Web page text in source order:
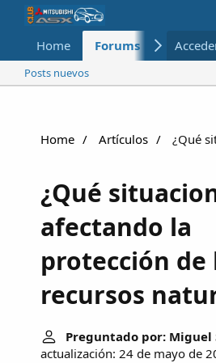
Home Forums Nuevo
Posts nuevos
Home Artículos ¿Qué
¿Qué
afectando la
protección de
recursos
Preguntado por: Miguel
actualización: 24 de mayo de